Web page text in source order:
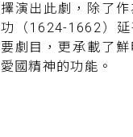
擇演出此劇，除了
功（1624-1662）
要劇目，更承載了
愛國精神的功能。